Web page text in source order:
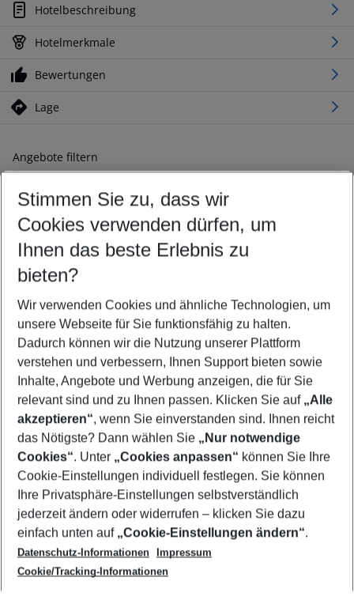
Hotelbeschreibung
Hotelmerkmale
Bewertungen
Lage
Angebote filtern
Ändern Sie Ihre Kriterien nach Ihren Wünschen
Abflughafen wählen
Beliebiger Abflughafen
Reisezeitraum wählen
11.08.26– 09.08.27 5-8 Nächte
2 Erwachsene Keine Kinder
Mehr Filter anzeigen
Footer
Footer navigation
Über uns
AGB
Cookie-Einstellungen ändern
Cookie-Richtlinie
Datenschutz
Service & Hilfe
Barrierefreies Reisen
Check-in
Folgen Sie uns
Stimmen Sie zu, dass wir
Cookies verwenden dürfen, um
Ihnen das beste Erlebnis zu
bieten?
Wir verwenden Cookies und ähnliche Technologien, um
unsere Webseite für Sie funktionsfähig zu halten.
Dadurch können wir die Nutzung unserer Plattform
verstehen und verbessern, Ihnen Support bieten sowie
Inhalte, Angebote und Werbung anzeigen, die für Sie
relevant sind und zu Ihnen passen. Klicken Sie auf „Alle
akzeptieren“, wenn Sie einverstanden sind. Ihnen reicht
das Nötigste? Dann wählen Sie „Nur notwendige
Cookies“. Unter „Cookies anpassen“ können Sie Ihre
Cookie-Einstellungen individuell festlegen. Sie können
Ihre Privatsphäre-Einstellungen selbstverständlich
jederzeit ändern oder widerrufen – klicken Sie dazu
einfach unten auf „Cookie-Einstellungen ändern“.
Datenschutz-Informationen
Impressum
Cookie/Tracking-Informationen